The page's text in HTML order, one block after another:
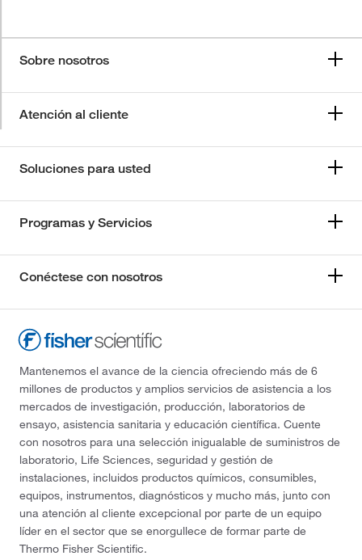
Sobre nosotros
Atención al cliente
Soluciones para usted
Programas y Servicios
Conéctese con nosotros
Mantenemos el avance de la ciencia ofreciendo más de 6
millones de productos y amplios servicios de asistencia a los
mercados de investigación, producción, laboratorios de
ensayo, asistencia sanitaria y educación científica. Cuente
con nosotros para una selección inigualable de suministros de
laboratorio, Life Sciences, seguridad y gestión de
instalaciones, incluidos productos químicos, consumibles,
equipos, instrumentos, diagnósticos y mucho más, junto con
una atención al cliente excepcional por parte de un equipo
líder en el sector que se enorgullece de formar parte de
Thermo Fisher Scientific.